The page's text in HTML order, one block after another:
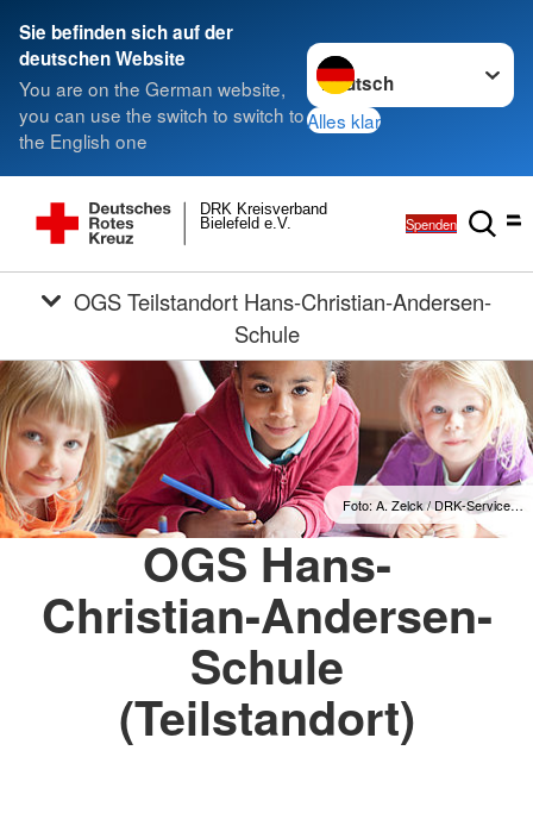
Sie befinden sich auf der
deutschen Website
You are on the German website,
you can use the switch to switch to
the English one
Sprache wechseln zu
Alles klar
Bielefeld e.V.
DRK Kreisverband
Spenden
Schule
Foto: A. Zelck / DRK-Service…
OGS Hans-
Christian-Andersen-
Schule
(Teilstandort)